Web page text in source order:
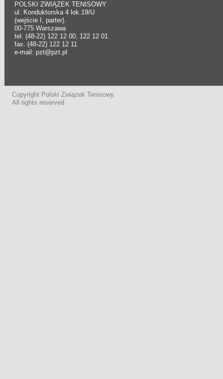
POLSKI ZWIĄZEK TENISOWY
ul. Konduktorska 4 lok.19/U
(wejście I, parter).
00-775 Warszawa
tel. (48-22) 122 12 00, 122 12 01
fax. (48-22) 122 12 11
e-mail: pzt@pzt.pl
Copyright Polski Związek Tenisowy.
All rights reserved